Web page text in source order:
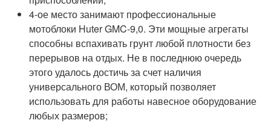
4-ое место занимают профессиональные
мотоблоки Huter GMC-9,0. Эти мощные агрегаты
способны вспахивать грунт любой плотности без
перерывов на отдых. Не в последнюю очередь
этого удалось достичь за счет наличия
универсального ВОМ, который позволяет
использовать для работы навесное оборудование
любых размеров;